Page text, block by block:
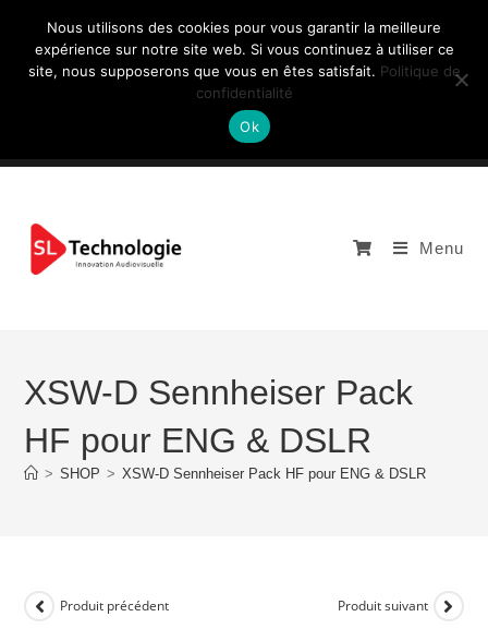
NOUS CONTACTEZ: +33 (0)4 77 81 49 35
Menu
XSW-D Sennheiser Pack
HF pour ENG & DSLR
> SHOP > XSW-D Sennheiser Pack HF pour ENG & DSLR
Produit précédent Produit suivant
Nous utilisons des cookies pour vous garantir la meilleure
expérience sur notre site web. Si vous continuez à utiliser ce
site, nous supposerons que vous en êtes satisfait. Politique de
confidentialité
Ok